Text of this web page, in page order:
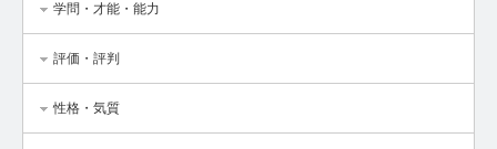
学問・才能・能力
評価・評判
性格・気質